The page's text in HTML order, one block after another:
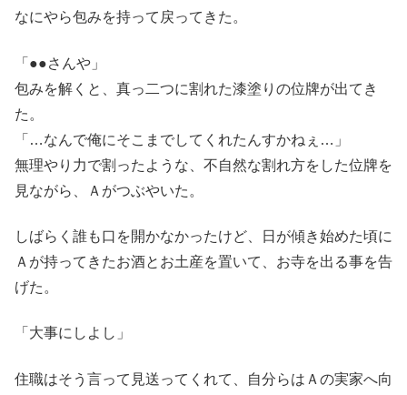
なにやら包みを持って戻ってきた。
「●●さんや」
包みを解くと、真っ二つに割れた漆塗りの位牌が出てき
た。
「…なんで俺にそこまでしてくれたんすかねぇ…」
無理やり力で割ったような、不自然な割れ方をした位牌を
見ながら、Ａがつぶやいた。
しばらく誰も口を開かなかったけど、日が傾き始めた頃に
Ａが持ってきたお酒とお土産を置いて、お寺を出る事を告
げた。
「大事にしよし」
住職はそう言って見送ってくれて、自分らはＡの実家へ向